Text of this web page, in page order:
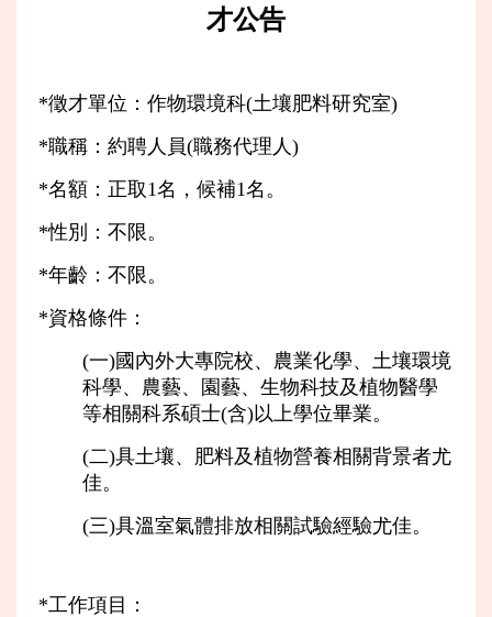
才公告
*徵才單位：作物環境科(土壤肥料研究室)
*職稱：約聘人員(職務代理人)
*名額：正取1名，候補1名。
*性別：不限。
*年齡：不限。
*資格條件：
(一)國內外大專院校、農業化學、土壤環境
科學、農藝、園藝、生物科技及植物醫學
等相關科系碩士(含)以上學位畢業。
(二)具土壤、肥料及植物營養相關背景者尤
佳。
(三)具溫室氣體排放相關試驗經驗尤佳。
*工作項目：